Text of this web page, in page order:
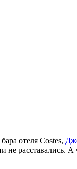
отеля Costes,
расставались. А